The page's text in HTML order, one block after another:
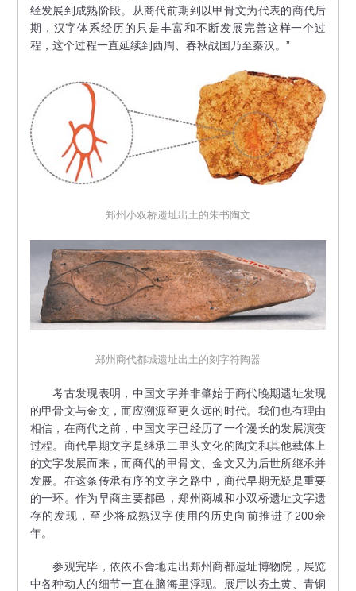
经发展到成熟阶段。从商代前期到以甲骨文为代表的商代后
期，汉字体系经历的只是丰富和不断发展完善这样一个过
程，这个过程一直延续到西周、春秋战国乃至秦汉。”
郑州小双桥遗址出土的朱书陶文
郑州商代都城遗址出土的刻字符陶器
考古发现表明，中国文字并非肇始于商代晚期遗址发现
的甲骨文与金文，而应溯源至更久远的时代。我们也有理由
相信，在商代之前，中国文字已经历了一个漫长的发展演变
过程。商代早期文字是继承二里头文化的陶文和其他载体上
的文字发展而来，而商代的甲骨文、金文又为后世所继承并
发展。在这条传承有序的文字之路中，商代早期无疑是重要
的一环。作为早商主要都邑，郑州商城和小双桥遗址文字遗
存的发现，至少将成熟汉字使用的历史向前推进了200余
年。
参观完毕，依依不舍地走出郑州商都遗址博物院，展览
中各种动人的细节一直在脑海里浮现。展厅以夯土黄、青铜